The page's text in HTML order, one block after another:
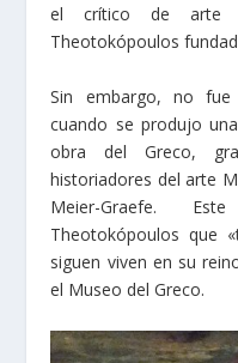
el crítico de arte
Theotokópoulos
Sin embargo, no
cuando se produjo
obra del Greco,
historiadores del arte
Meier-Graefe.
Theotokópoulos que
siguen viven en su
el Museo del Greco.